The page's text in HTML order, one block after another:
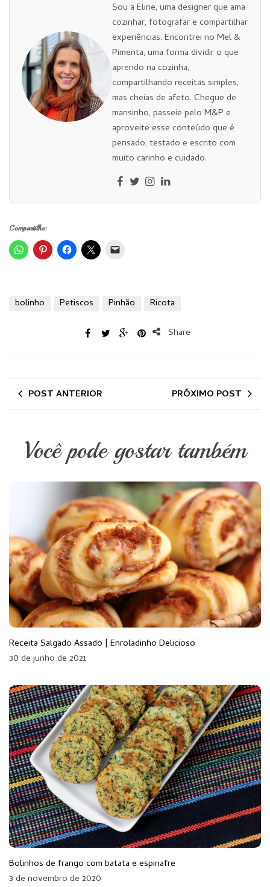
Sou a Eline, uma designer que ama
cozinhar, fotografar e compartilhar
experiências. Encontrei no Mel &
Pimenta, uma forma dividir o que
aprendo na cozinha,
compartilhando receitas simples,
mas cheias de afeto. Chegue de
mansinho, passeie pelo M&P e
aproveite esse conteúdo que é
pensado, testado e escrito com
muito carinho e cuidado.
Compartilhe:
bolinho Petiscos Pinhão Ricota
Share
POST ANTERIOR PRÓXIMO POST
Você pode gostar também
Receita Salgado Assado | Enroladinho Delicioso
30 de junho de 2021
Bolinhos de frango com batata e espinafre
3 de novembro de 2020